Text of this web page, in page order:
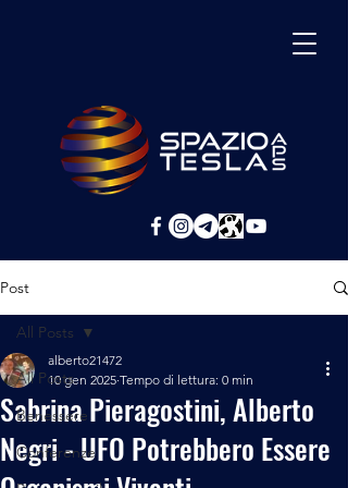
Post
All Posts
Benessere
Conferenze
All Posts
Sabrina Pieragostini, Alberto
Negri - UFO Potrebbero Essere
alberto21472
10 gen 2025 Tempo di lettura: 0 min